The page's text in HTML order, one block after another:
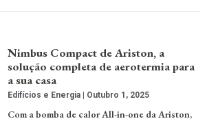
Nimbus Compact de Ariston, a
solução completa de aerotermia para
a sua casa
Edifícios e Energia Outubro 1, 2025
Com a bomba de calor All-in-one da Ariston,